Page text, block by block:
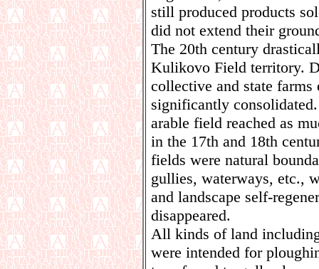
still produced products
did not extend their
The 20th century
Kulikovo Field territory.
collective and state farms
significantly
arable field reached as
in the 17th and 18th
fields were natural
gullies, waterways, etc.,
and landscape self-
disappeared.
All kinds of land
were intended for